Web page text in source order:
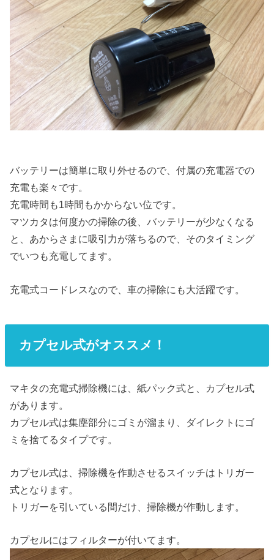
バッテリーは簡単に取り外せるので、付属の充電器での
充電も楽々です。
充電時間も1時間もかからない位です。
マツカタは何度かの掃除の後、バッテリーが少なくなる
と、あからさまに吸引力が落ちるので、そのタイミング
でいつも充電してます。
充電式コードレスなので、車の掃除にも大活躍です。
カプセル式がオススメ！
マキタの充電式掃除機には、紙パック式と、カプセル式
があります。
カプセル式は集塵部分にゴミが溜まり、ダイレクトにゴ
ミを捨てるタイプです。
カプセル式は、掃除機を作動させるスイッチはトリガー
式となります。
トリガーを引いている間だけ、掃除機が作動します。
カプセルにはフィルターが付いてます。